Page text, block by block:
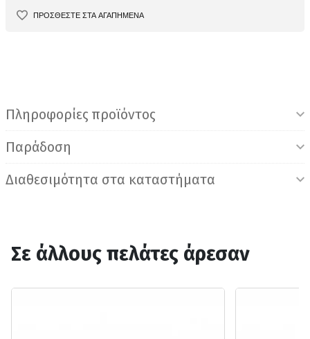
ΠΡΟΣΘΕΣΤΕ ΣΤΑ ΑΓΑΠΗΜΕΝΑ
Πληροφορίες προϊόντος
Παράδοση
Διαθεσιμότητα στα καταστήματα
Σε άλλους πελάτες άρεσαν